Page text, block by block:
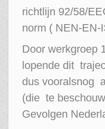
richtlijn 92/58/
norm ( NEN-
Door werkgroep
lopende dit
dus vooralsnog
(die te
Gevolgen